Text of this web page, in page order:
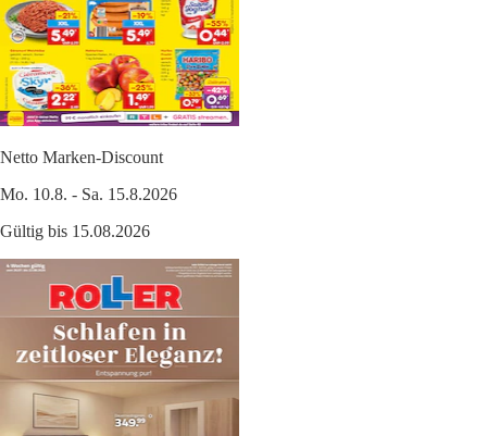
Netto Marken-Discount
Mo. 10.8. - Sa. 15.8.2026
Gültig bis 15.08.2026